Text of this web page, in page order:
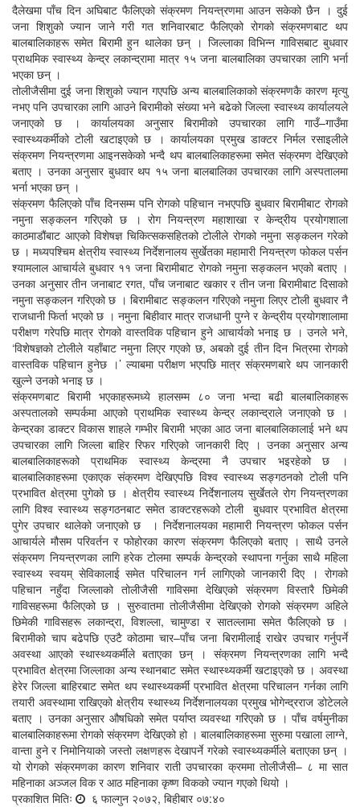
दैलेखमा पाँच दिन अघिबाट फैलिएको संक्रमण नियन्त्रणमा आउन सकेको छैन । दुई
जना शिशुको ज्यान जाने गरी गत शनिवारबाट फैलिएको रोगको संक्रमणबाट थप
बालबालिकाहरू समेत बिरामी हुन थालेका छन् । जिल्लाका विभिन्न गाविसबाट बुधवार
प्राथमिक स्वास्थ्य केन्द्र लकान्द्रामा मात्र १५ जना बालबालिका उपचारका लागि भर्ना
भएका छन् ।
तोलीजैसीमा दुई जना शिशुको ज्यान गएपछि अन्य बालबालिकाको संक्रमणकै कारण मृत्यु
नभए पनि उपचारका लागि आउने बिरामीको संख्या भने बढेको जिल्ला स्वास्थ्य कार्यालयले
जनाएको छ । कार्यालयका अनुसार बिरामीको उपचारका लागि गाउँ–गाउँमा
स्वास्थ्यकर्मीको टोली खटाइएको छ । कार्यालयका प्रमुख डाक्टर निर्मल रसाइलीले
संक्रमण नियन्त्रणमा आइनसकेको भन्दै थप बालबालिकाहरूमा समेत संक्रमण देखिएको
बताए । उनका अनुसार बुधवार थप १५ जना बालबालिका उपचारका लागि अस्पतालमा
भर्ना भएका छन् ।
संक्रमण फैलिएको पाँच दिनसम्म पनि रोगको पहिचान नभएपछि बुधवार बिरामीबाट रोगको
नमुना सङ्कलन गरिएको छ । रोग नियन्त्रण महाशाखा र केन्द्रीय प्रयोगशाला
काठमाडौंबाट आएको विशेषज्ञ चिकित्सकसहितको टोलीले रोगको नमुना सङ्कलन गरेको
छ । मध्यपश्चिम क्षेत्रीय स्वास्थ्य निर्देशनालय सुर्खेतका महामारी नियन्त्रण फोकल पर्सन
श्यामलाल आचार्यले बुधवार ११ जना बिरामीबाट रोगको नमुना सङ्कलन भएको बताए ।
उनका अनुसार तीन जनाबाट रगत, पाँच जनाबाट खकार र तीन जना बिरामीबाट दिसाको
नमुना सङ्कलन गरिएको छ । बिरामीबाट सङ्कलन गरिएको नमुना लिएर टोली बुधवार नै
राजधानी फिर्ता भएको छ । नमुना बिहीवार मात्र राजधानी पुग्ने र केन्द्रीय प्रयोगशालामा
परीक्षण गरेपछि मात्र रोगको वास्तविक पहिचान हुने आचार्यको भनाइ छ । उनले भने,
‘विशेषज्ञको टोलीले यहाँबाट नमुना लिएर गएको छ, अबको दुई तीन दिन भित्रमा रोगको
वास्तविक पहिचान हुनेछ ।’ ल्याबमा परीक्षण भएपछि मात्र संक्रमणबारे थप जानकारी
खुल्ने उनको भनाइ छ ।
संक्रमणबाट बिरामी भएकाहरूमध्ये हालसम्म ८० जना भन्दा बढी बालबालिकाहरू
अस्पतालको सम्पर्कमा आएको प्राथमिक स्वास्थ्य केन्द्र लकान्द्राले जनाएको छ ।
केन्द्रका डाक्टर विकास शाहले गम्भीर बिरामी भएका आठ जना बालबालिकालाई भने थप
उपचारका लागि जिल्ला बाहिर रिफर गरिएको जानकारी दिए । उनका अनुसार अन्य
बालबालिकाहरूको प्राथमिक स्वास्थ्य केन्द्रमा नै उपचार भइरहेको छ ।
बालबालिकाहरूमा एकाएक संक्रमण देखिएपछि विश्व स्वास्थ्य सङ्गठनको टोली पनि
प्रभावित क्षेत्रमा पुगेको छ । क्षेत्रीय स्वास्थ्य निर्देशनालय सुर्खेतले रोग नियन्त्रणका
लागि विश्व स्वास्थ्य सङ्गठनबाट समेत डाक्टरहरूको टोली बुधवार प्रभावित क्षेत्रमा
पुगेर उपचार थालेको जनाएको छ । निर्देशनालयका महामारी नियन्त्रण फोकल पर्सन
आचार्यले मौसम परिवर्तन र फोहोरका कारण संक्रमण फैलिएको बताए । साथै उनले
संक्रमण नियन्त्रणका लागि हरेक टोलमा सम्पर्क केन्द्रको स्थापना गर्नुका साथै महिला
स्वास्थ्य स्वयम् सेविकालाई समेत परिचालन गर्न लागिएको जानकारी दिए । रोगको
पहिचान नहुँदा जिल्लाको तोलीजैसी गाविसमा देखिएको संक्रमण विस्तारै छिमेकी
गाविसहरूमा फैलिएको छ । सुरुवातमा तोलीजैसीमा देखिएको रोगको संक्रमण अहिले
छिमेकी गाविसहरू लकान्द्रा, विशल्ला, चामुण्डा र सातल्लामा समेत फैलिएको छ ।
बिरामीको चाप बढेपछि एउटै कोठामा चार–पाँच जना बिरामीलाई राखेर उपचार गर्नुपर्ने
अवस्था आएको स्थास्थ्यकर्मीले बताएका छन् । संक्रमण नियन्त्रणका लागि भन्दै
प्रभावित क्षेत्रमा जिल्लाका अन्य स्थानबाट समेत स्थास्थ्यकर्मी खटाइएको छ । अवस्था
हेरेर जिल्ला बाहिरबाट समेत थप स्थास्थ्यकर्मी प्रभावित क्षेत्रमा परिचालन गर्नका लागि
तयारी अवस्थामा राखिएको क्षेत्रीय स्थास्थ्य निर्देशनालयका प्रमुख भोगेन्द्रराज डोटेलले
बताए । उनका अनुसार औषधिको समेत पर्याप्त व्यवस्था गरिएको छ । पाँच वर्षमुनीका
बालबालिकाहरूमा रोगको संक्रमण देखिएको हो । बालबालिकाहरूमा सुरुमा पखाला लाग्ने,
वान्ता हुने र निमोनियाको जस्तो लक्षणहरू देखापर्ने गरेको स्वास्थ्यकर्मीले बताएका छन् ।
यो रोगको संक्रमणका कारण शनिवार राती उपचारका क्रममा तोलीजैसी– ८ मा सात
महिनाका अञ्जल विक र आठ महिनाका कृष्ण विकको ज्यान गएको थियो ।
प्रकाशित मितिः
६ फाल्गुन २०७२, बिहीबार ०७:४०